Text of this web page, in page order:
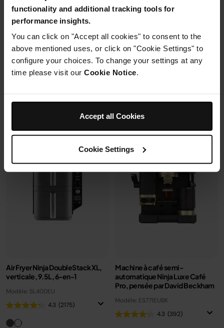
functionality and additional tracking tools for
performance insights.
You can click on "Accept all cookies" to consent to the
above mentioned uses, or click on "Cookie Settings" to
configure your choices. To change your settings at any
time please visit our Cookie Notice.
Accept all Cookies
Cookie Settings
349,99 €
avec un même récipient.
119,99 € Prix réduit de
179,99 €au
109,99 €Prix le + bas sur 30j
Air Fryer Ninja DoubleStack XL,
verticale, 9.5L, 6-en-1
Modèle: SL400EU
4.3 (2175)
Machine à café semi-
automatique Ninja Luxe Café
Pro, pensée par David Beckham
Modèle: ES771EUBK
4.3 (392)